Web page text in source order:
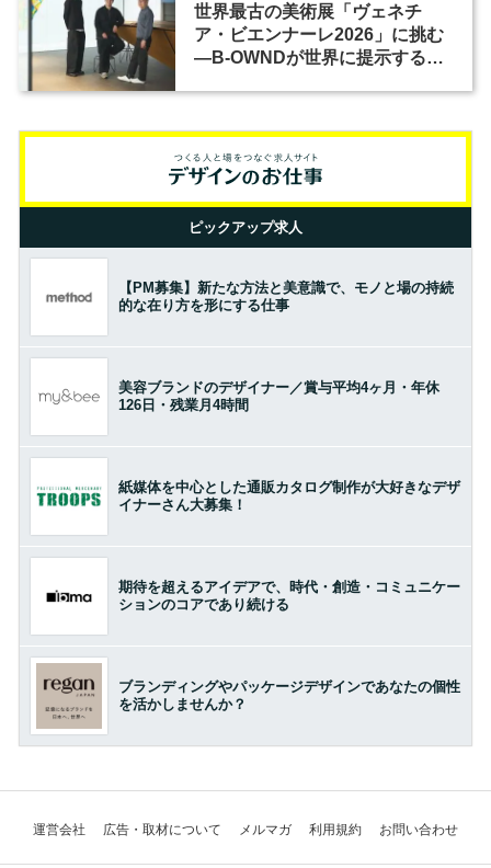
世界最古の美術展「ヴェネチ
ア・ビエンナーレ2026」に挑む
―B-OWNDが世界に提示する美
ピックアップ求人
【PM募集】新たな方法と美意識で、モノと場の持続
的な在り方を形にする仕事
美容ブランドのデザイナー／賞与平均4ヶ月・年休
126日・残業月4時間
紙媒体を中心とした通販カタログ制作が大好きなデザ
イナーさん大募集！
期待を超えるアイデアで、時代・創造・コミュニケー
ションのコアであり続ける
ブランディングやパッケージデザインであなたの個性
を活かしませんか？
運営会社 広告・取材について メルマガ 利用規約 お問い合わせ